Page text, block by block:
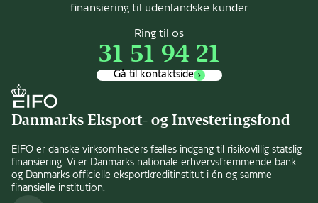
finansiering til udenlandske kunder
Ring til os
31 51 94 21
Gå til kontaktside
Danmarks Eksport- og Investeringsfond
EIFO er danske virksomheders fælles indgang til risikovillig statslig
finansiering. Vi er Danmarks nationale erhvervsfremmende bank
og Danmarks officielle eksportkreditinstitut i én og samme
finansielle institution.